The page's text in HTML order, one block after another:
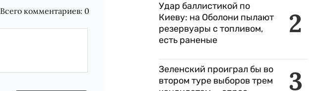
Всего комментариев: 0 2
Удар баллистикой по
Киеву: на Оболони пылают
резервуары с топливом,
есть раненые
3
Зеленский проиграл бы во
втором туре выборов трем